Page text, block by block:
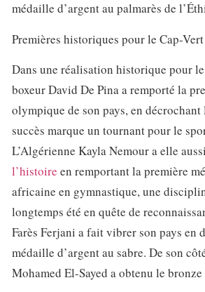
médaille d’argent au palmarès de
Premières historiques pour le Cap-
Dans une réalisation historique pour
boxeur David De Pina a remporté la
olympique de son pays, en décrochant
succès marque un tournant pour le
L’Algérienne Kayla Nemour a elle aussi
l’histoire en remportant la première
africaine en gymnastique, une
longtemps été en quête de
Farès Ferjani a fait vibrer son pays en
médaille d’argent au sabre. De son
Mohamed El-Sayed a obtenu le bronze